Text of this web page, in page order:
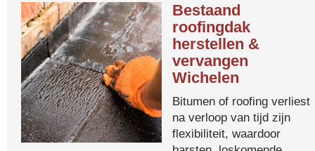
Bestaand
roofingdak
herstellen &
vervangen
Wichelen
Bitumen of roofing verliest
na verloop van tijd zijn
flexibiliteit, waardoor